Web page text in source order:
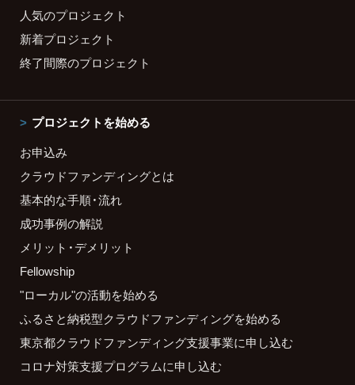
人気のプロジェクト
新着プロジェクト
終了間際のプロジェクト
プロジェクトを始める
お申込み
クラウドファンディングとは
基本的な手順・流れ
成功事例の解説
メリット・デメリット
Fellowship
"ローカル"の活動を始める
ふるさと納税型クラウドファンディングを始める
東京都クラウドファンディング支援事業に申し込む
コロナ対策支援プログラムに申し込む